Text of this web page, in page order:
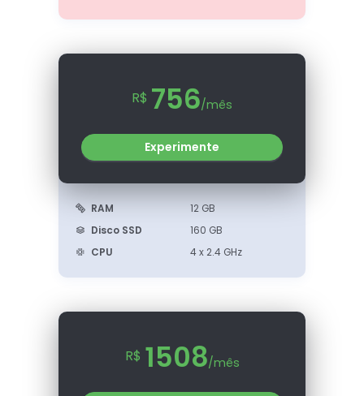
R$ 756/mês
Experimente
RAM
12 GB
Disco SSD
160 GB
CPU
4 x 2.4 GHz
R$ 1508/mês